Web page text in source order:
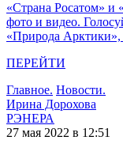
«Страна Росатом» и
фото и видео.
«Природа
ПЕРЕЙТИ
Главное. Новости.
Ирина Дорохова
РЭНЕРА
27 мая 2022 в 12:51